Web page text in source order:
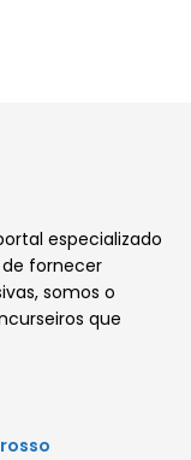
especializado
fornecer
somos o
que